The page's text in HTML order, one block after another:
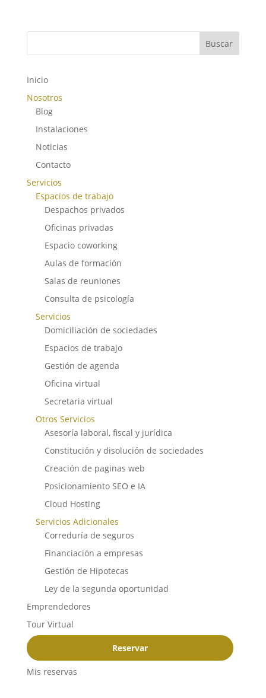
Buscar
Inicio
Nosotros
Blog
Instalaciones
Noticias
Contacto
Servicios
Espacios de trabajo
Despachos privados
Oficinas privadas
Espacio coworking
Aulas de formación
Salas de reuniones
Consulta de psicología
Servicios
Domiciliación de sociedades
Espacios de trabajo
Gestión de agenda
Oficina virtual
Secretaria virtual
Otros Servicios
Asesoría laboral, fiscal y jurídica
Constitución y disolución de sociedades
Creación de paginas web
Posicionamiento SEO e IA
Cloud Hosting
Servicios Adicionales
Correduría de seguros
Financiación a empresas
Gestión de Hipotecas
Ley de la segunda oportunidad
Emprendedores
Tour Virtual
Reservar
Mis reservas